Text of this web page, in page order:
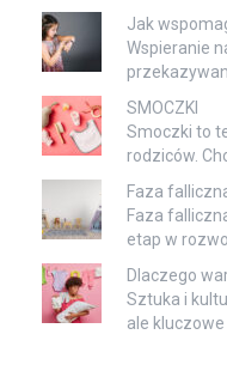
Jak
Wspieranie
SMOCZKI
Smoczki to
rodziców.
Faza
Faza
etap w
Dlaczego
Sztuka i
ale kluczowe